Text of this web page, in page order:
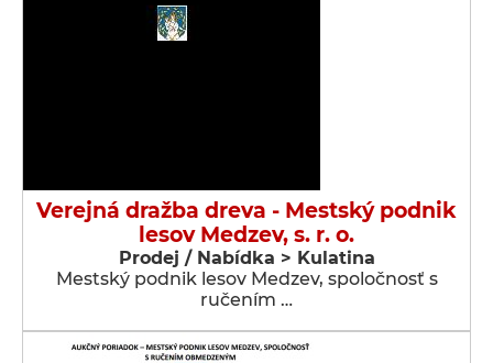
Verejná dražba dreva - Mestský podnik
lesov Medzev, s. r. o.
Prodej / Nabídka > Kulatina
Mestský podnik lesov Medzev, spoločnosť s
ručením …